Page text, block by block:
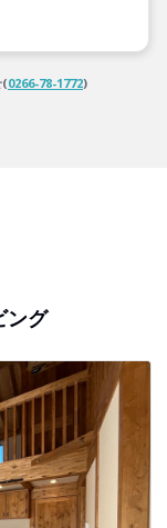
(0266-78-1772)
ング